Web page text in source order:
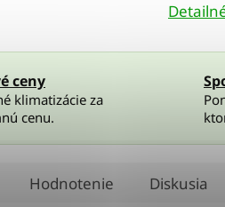
ceny
klimatizácie za
cenu.
Hodnotenie Diskusia